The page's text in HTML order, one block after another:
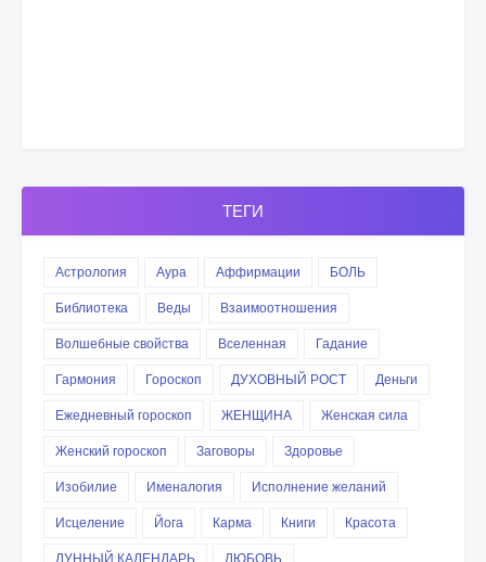
ТЕГИ
Астрология Аура Аффирмации
БОЛЬ
Библиотека
Веды
Взаимоотношения
Волшебные свойства
Вселенная
Гадание
Гармония
Гороскоп ДУХОВНЫЙ РОСТ
Деньги
Ежедневный гороскоп
ЖЕНЩИНА
Женская сила
Женский гороскоп
Заговоры
Здоровье
Изобилие
Именалогия
Исполнение желаний
Исцеление
Йога Карма Книги
Красота
ЛУННЫЙ КАЛЕНДАРЬ
ЛЮБОВЬ